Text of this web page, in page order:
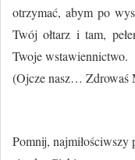
otrzymać, abym po
Twój ołtarz i tam,
Twoje wstawiennictwo.
(Ojcze nasz…
Pomnij, najmiłościwszy